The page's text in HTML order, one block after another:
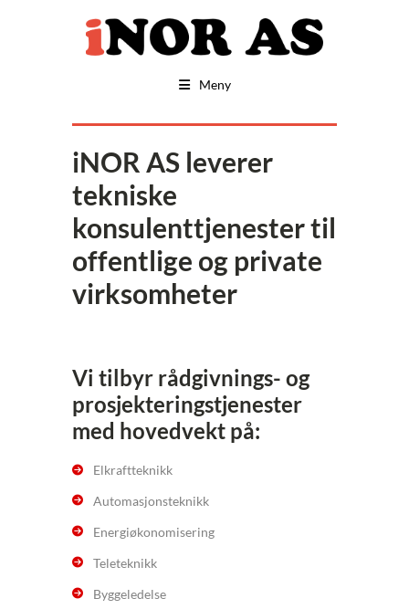
Meny
iNOR AS leverer
tekniske
konsulenttjenester til
offentlige og private
virksomheter
Vi tilbyr rådgivnings- og
prosjekteringstjenester
med hovedvekt på:
Elkraftteknikk
Automasjonsteknikk
Energiøkonomisering
Teleteknikk
Byggeledelse